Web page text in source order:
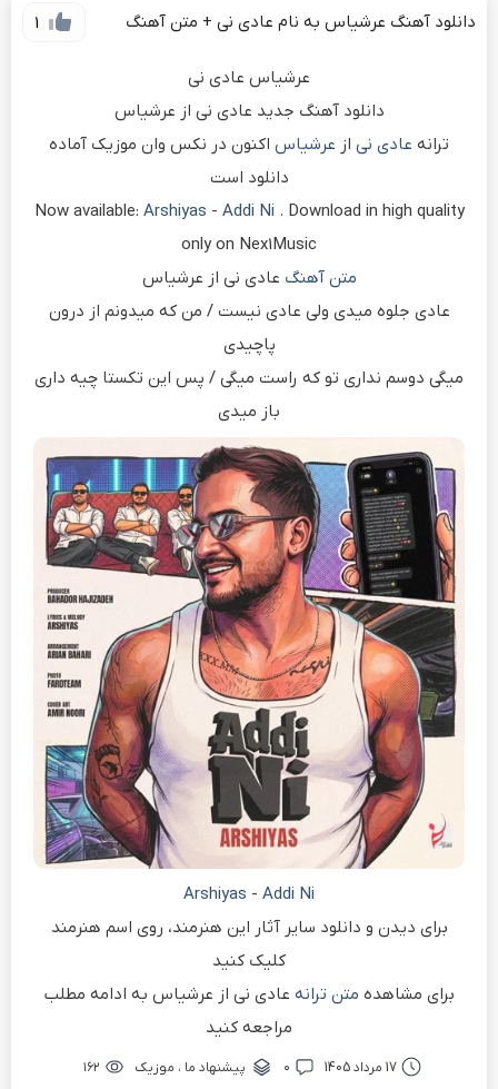
1 دانلود آهنگ عرشیاس به نام عادی نی + متن آهنگ
عرشیاس عادی نی
دانلود آهنگ جدید عادی نی از عرشیاس
ترانه عادی نی از عرشیاس اکنون در نکس وان موزیک آماده
دانلود است
Now available: Arshiyas - Addi Ni . Download in high quality
only on Nex1Music
متن آهنگ عادی نی از عرشیاس
عادی جلوه میدی ولی عادی نیست / من که میدونم از درون
پاچیدی
میگی دوسم نداری تو که راست میگی / پس این تکستا چیه داری
باز میدی
Arshiyas - Addi Ni
برای دیدن و دانلود سایر آثار این هنرمند، روی اسم هنرمند
کلیک کنید
برای مشاهده متن ترانه عادی نی از عرشیاس به ادامه مطلب
مراجعه کنید
17 مرداد 1405 ۰ پیشنهاد ما ، موزیک ۱۶۲